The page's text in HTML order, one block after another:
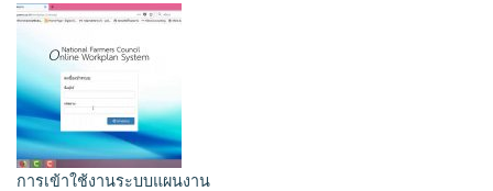
การเข้าใช้งานระบบแผนงาน